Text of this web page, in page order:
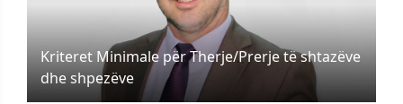
Kriteret Minimale për Therje/Prerje të shtazëve
dhe shpezëve